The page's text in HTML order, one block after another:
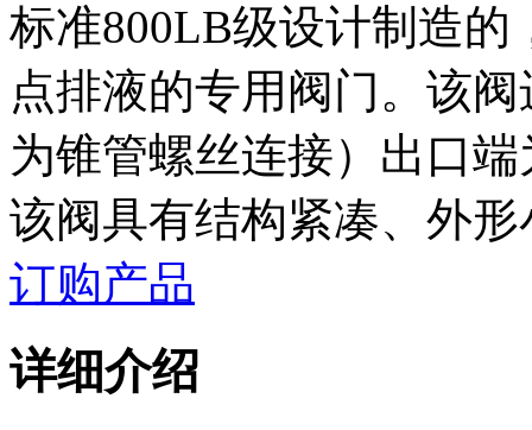
标准800LB级设计制造
点排液的专用阀门。该
为锥管螺丝连接）出口
该阀具有结构紧凑、外
订购产品
详细介绍